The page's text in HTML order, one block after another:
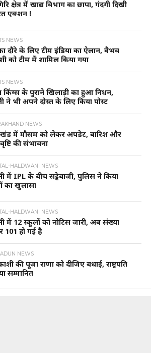
क्षेत्र में खाद्य विभाग का छापा, गंदगी दिखी
एक्शन !
NEWS
दौरे के लिए टीम इंडिया का ऐलान, वैभव
को टीम में शामिल किया गया
NEWS
किंग्स के पुराने खिलाड़ी का हुआ निधन,
ने भी अपने दोस्त के लिए किया पोस्ट
NEWS
में मौसम को लेकर अपडेट, बारिश और
की संभावना
HALDWANI NEWS
में IPL के बीच सट्टेबाजी, पुलिस ने किया
का खुलासा
HALDWANI NEWS
में 12 स्कूलों को नोटिस जारी, अब संख्या
101 हो गई है
NEWS
की पूजा राणा को दीजिए बधाई, राष्ट्रपति
सम्मानित